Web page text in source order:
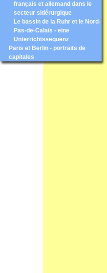
français et allemand dans le
secteur sidérurgique
Le bassin de la Ruhr et le Nord-
Pas-de-Calais - eine
Unterrichtssequenz
Paris et Berlin - portraits de
capitales